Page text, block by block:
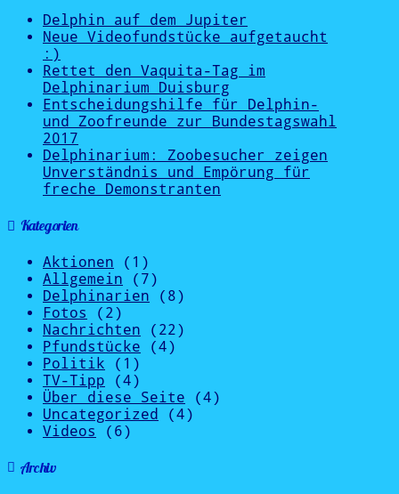
Delphin auf dem Jupiter
Neue Videofundstücke aufgetaucht
:)
Rettet den Vaquita-Tag im
Delphinarium Duisburg
Entscheidungshilfe für Delphin-
und Zoofreunde zur Bundestagswahl
2017
Delphinarium: Zoobesucher zeigen
Unverständnis und Empörung für
freche Demonstranten
Kategorien
Aktionen (1)
Allgemein (7)
Delphinarien (8)
Fotos
(2)
Nachrichten (22)
Pfundstücke (4)
Politik (1)
TV-Tipp (4)
Über diese Seite (4)
Uncategorized
(4)
Videos
(6)
Archiv